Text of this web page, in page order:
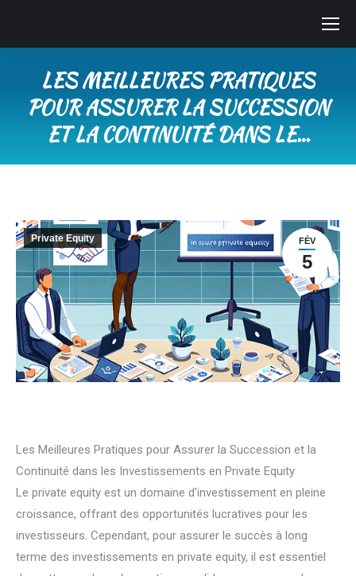
LES MEILLEURES PRATIQUES
POUR ASSURER LA SUCCESSION
ET LA CONTINUITÉ DANS LE…
FÉV
5
Private Equity
Les Meilleures Pratiques pour Assurer la Succession et la
Continuité dans les Investissements en Private Equity
Le private equity est un domaine d’investissement en pleine
croissance, offrant des opportunités lucratives pour les
investisseurs. Cependant, pour assurer le succès à long
terme des investissements en private equity, il est essentiel